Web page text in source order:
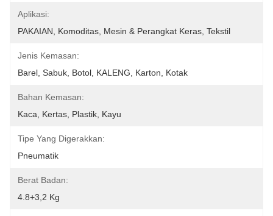
Aplikasi:
PAKAIAN, Komoditas, Mesin & Perangkat Keras, Tekstil
Jenis Kemasan:
Barel, Sabuk, Botol, KALENG, Karton, Kotak
Bahan Kemasan:
Kaca, Kertas, Plastik, Kayu
Tipe Yang Digerakkan:
Pneumatik
Berat Badan:
4.8+3,2 Kg